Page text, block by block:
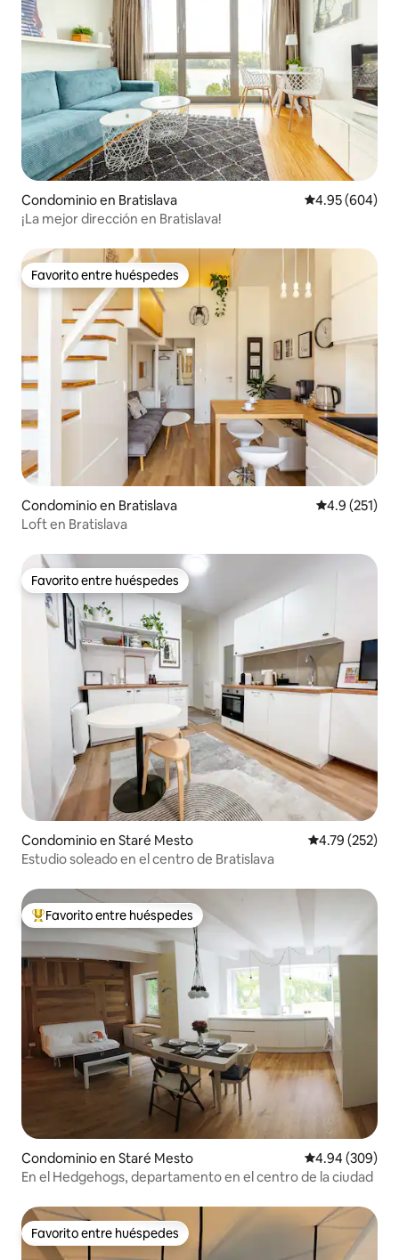
Condominio en Bratislava Calificación
4.95 (604)
¡La mejor dirección en Bratislava!
Favorito entre huéspedes
Favorito entre huéspedes
Condominio en Bratislava Calificación
4.9 (251)
Loft en Bratislava
Favorito entre huéspedes
Favorito entre huéspedes
Condominio en Staré Mesto Calificación
4.79 (252)
Estudio soleado en el centro de Bratislava
De los mejores en Favorito entre huéspedes
Favorito entre huéspedes
Condominio en Staré Mesto Calificación
4.94 (309)
En el Hedgehogs, departamento en el centro de la ciudad
Favorito entre huéspedes
Favorito entre huéspedes